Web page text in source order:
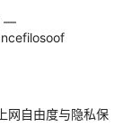
—
网自由度与隐私保